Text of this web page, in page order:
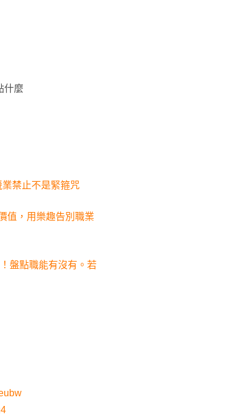
什麼
禁止不是緊箍咒
值，用樂趣告別職業
盤點職能有沒有。若